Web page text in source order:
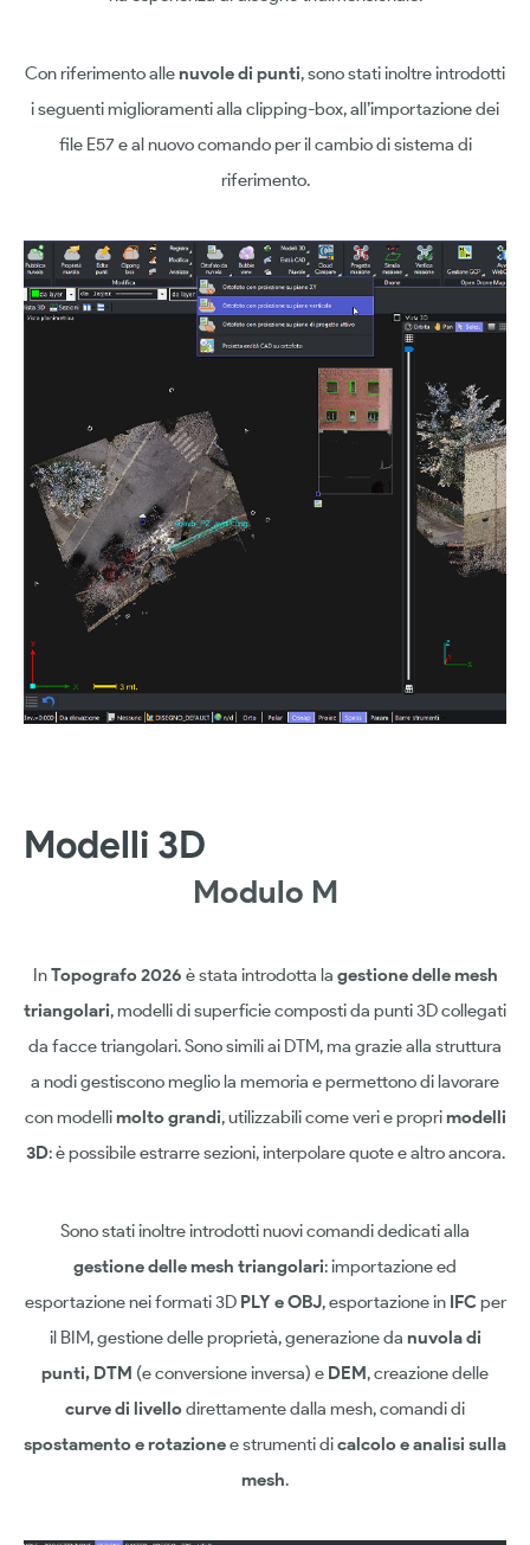
Con riferimento allenuvole di punti, sono stati inoltre introdotti
i seguenti miglioramenti alla clipping-box, all’importazione dei
file E57 e al nuovo comando per il cambio di sistema di
riferimento.
Modelli 3D
Modulo M
InTopografo 2026 è stata introdotta la gestione delle mesh
triangolari, modelli di superficie composti da punti 3D collegati
da facce triangolari. Sono simili ai DTM, ma grazie alla struttura
a nodi gestiscono meglio la memoria e permettono di lavorare
con modellimolto grandi, utilizzabili come veri e proprimodelli
3D: è possibile estrarre sezioni, interpolare quote e altro ancora.
Sono stati inoltre introdotti nuovi comandi dedicati alla
gestione delle mesh triangolari: importazione ed
esportazione nei formati 3D PLY e OBJ, esportazione in IFC per
il BIM, gestione delle proprietà, generazione da nuvola di
punti, DTM (e conversione inversa) e DEM, creazione delle
curve di livellodirettamente dalla mesh, comandi di
spostamento e rotazionee strumenti dicalcolo e analisi sulla
mesh.